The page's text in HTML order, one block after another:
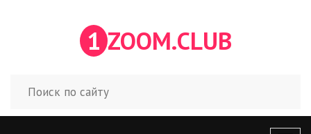
1 ZOOM.CLUB